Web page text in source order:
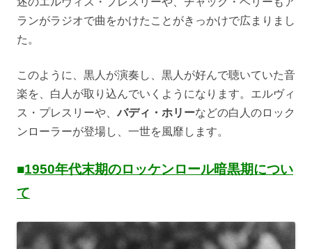
ランがラジオで曲をかけたことがきっかけで広まりまし
た。
このように、黒人が演奏し、黒人が好んで聴いていた音
楽を、白人が取り込んでいくようになります。エルヴィ
ス・プレスリーや、バディ・ホリーなどの白人のロック
ンローラーが登場し、一世を風靡します。
■1950年代末期のロッケンロール暗黒期につい
て